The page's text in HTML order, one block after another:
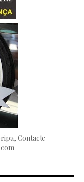
Contacte